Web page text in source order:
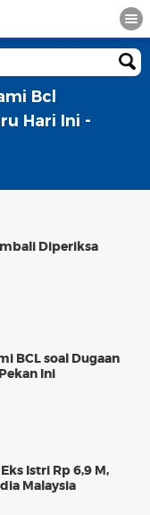
Bcl
Hari Ini -
Diperiksa
BCL soal Dugaan
Ini
Istri Rp 6,9 M,
Malaysia